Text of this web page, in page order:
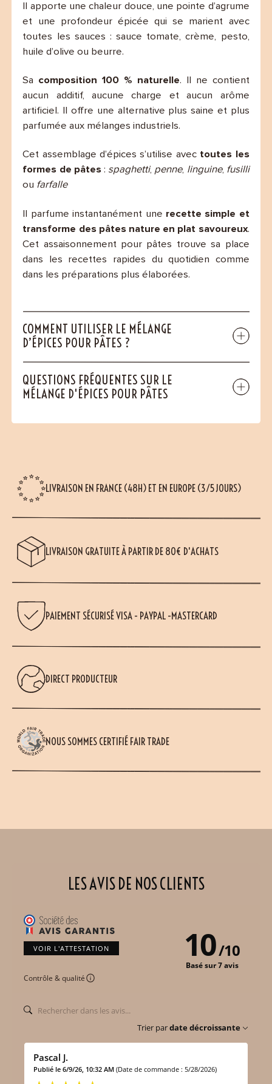
Il apporte une chaleur douce, une pointe d’agrume
et une profondeur épicée qui se marient avec
toutes les sauces : sauce tomate, crème, pesto,
huile d’olive ou beurre.
Sa composition 100 % naturelle. Il ne contient
aucun additif, aucune charge et aucun arôme
artificiel. Il offre une alternative plus saine et plus
parfumée aux mélanges industriels.
Cet assemblage d’épices s’utilise avec toutes les
formes de pâtes: spaghetti, penne, linguine, fusilli
ou farfalle
Il parfume instantanément une recette simple et
transforme des pâtes nature en plat savoureux.
Cet assaisonnement pour pâtes trouve sa place
dans les recettes rapides du quotidien comme
dans les préparations plus élaborées.
COMMENT UTILISER LE MÉLANGE
D’ÉPICES POUR PÂTES ?
QUESTIONS FRÉQUENTES SUR LE
MÉLANGE D'ÉPICES POUR PÂTES
LIVRAISON EN FRANCE (48H) ET EN EUROPE (3/5 JOURS)
LIVRAISON GRATUITE À PARTIR DE 80€ D'ACHATS
PAIEMENT SÉCURISÉ VISA - PAYPAL -MASTERCARD
DIRECT PRODUCTEUR
NOUS SOMMES CERTIFIÉ FAIR TRADE
LES AVIS DE NOS CLIENTS
VOIR L'ATTESTATION
Contrôle & qualité
10/10
Basé sur 7 avis
Trier pardate décroissante
Pascal J.
Publié le 6/9/26, 10:32 AM (Date de commande : 5/28/2026)